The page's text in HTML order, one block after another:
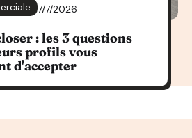
7/7/2026
: les 3 questions
profils vous
d'accepter